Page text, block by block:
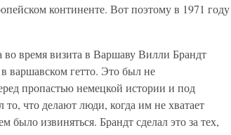
континенте. Вот поэтому в 1971 году
время визита в Варшаву Вилли Брандт
варшавском гетто. Это был не
пропастью немецкой истории и под
что делают люди, когда им не хватает
извиняться. Брандт сделал это за тех,